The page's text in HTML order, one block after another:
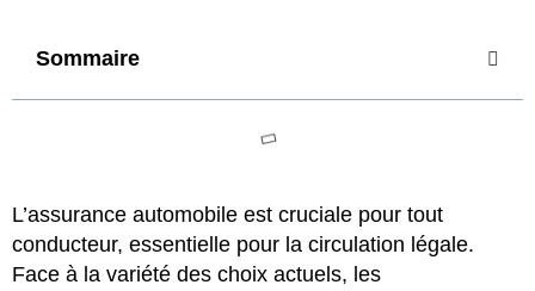
Sommaire
L’assurance automobile est cruciale pour tout
conducteur, essentielle pour la circulation légale.
Face à la variété des choix actuels, les